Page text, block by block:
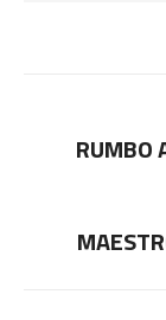
entre
RUMBO